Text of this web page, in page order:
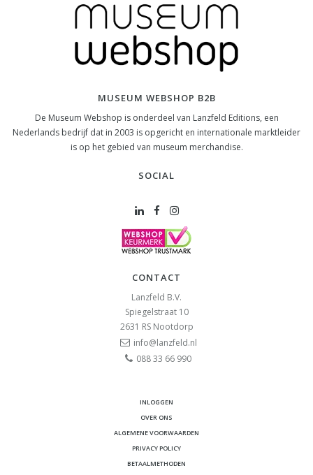
MUSEUM WEBSHOP B2B
De Museum Webshop is onderdeel van Lanzfeld Editions, een
Nederlands bedrijf dat in 2003 is opgericht en internationale marktleider
is op het gebied van museum merchandise.
SOCIAL
CONTACT
Lanzfeld B.V.
Spiegelstraat 10
2631 RS Nootdorp
info@lanzfeld.nl
088 33 66 990
INLOGGEN
OVER ONS
ALGEMENE VOORWAARDEN
PRIVACY POLICY
BETAALMETHODEN